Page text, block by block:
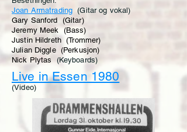
Joan Armatrading (Gitar og vokal)
Gary Sanford (Gitar)
Jeremy Meek (Bass)
Justin Hildreth (Trommer)
Julian Diggle (Perkusjon)
Nick Plytas (Keyboards)
Live in Essen 1980
(Video)